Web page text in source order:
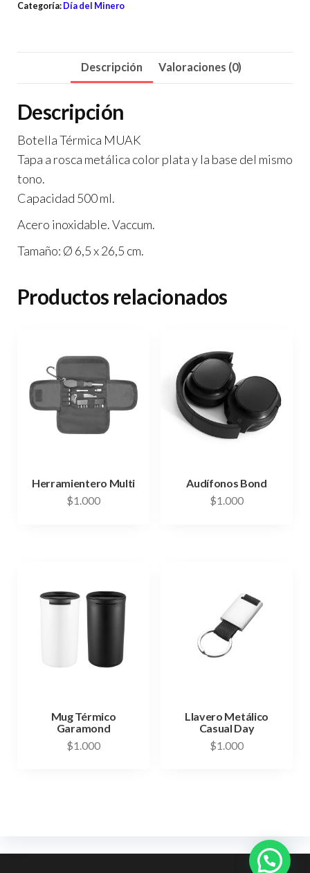
Categoría: Día del Minero
Descripción Valoraciones (0)
Descripción
Botella Térmica MUAK
Tapa a rosca metálica color plata y la base del mismo
tono.
Capacidad 500 ml.
Acero inoxidable. Vaccum.
Tamaño: Ø 6,5 x 26,5 cm.
Productos relacionados
Herramientero Multi
$1.000
Audífonos Bond
$1.000
Mug Térmico
Garamond
$1.000
Llavero Metálico
Casual Day
$1.000